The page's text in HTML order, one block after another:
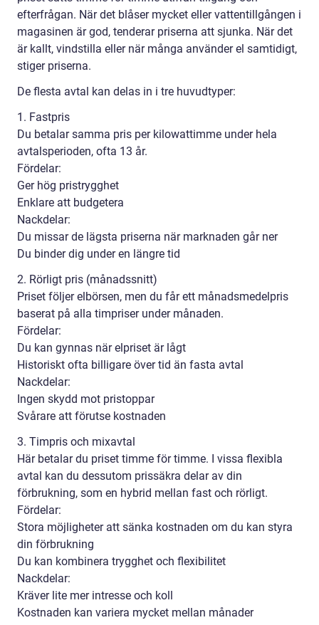
efterfrågan. När det blåser mycket eller vattentillgången i
magasinen är god, tenderar priserna att sjunka. När det
är kallt, vindstilla eller när många använder el samtidigt,
stiger priserna.
De flesta avtal kan delas in i tre huvudtyper:
1. Fastpris
Du betalar samma pris per kilowattimme under hela
avtalsperioden, ofta 13 år.
Fördelar:
Ger hög pristrygghet
Enklare att budgetera
Nackdelar:
Du missar de lägsta priserna när marknaden går ner
Du binder dig under en längre tid
2. Rörligt pris (månadssnitt)
Priset följer elbörsen, men du får ett månadsmedelpris
baserat på alla timpriser under månaden.
Fördelar:
Du kan gynnas när elpriset är lågt
Historiskt ofta billigare över tid än fasta avtal
Nackdelar:
Ingen skydd mot pristoppar
Svårare att förutse kostnaden
3. Timpris och mixavtal
Här betalar du priset timme för timme. I vissa flexibla
avtal kan du dessutom prissäkra delar av din
förbrukning, som en hybrid mellan fast och rörligt.
Fördelar:
Stora möjligheter att sänka kostnaden om du kan styra
din förbrukning
Du kan kombinera trygghet och flexibilitet
Nackdelar:
Kräver lite mer intresse och koll
Kostnaden kan variera mycket mellan månader